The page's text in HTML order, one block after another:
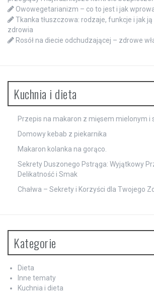
Owowegetarianizm – co to jest i jak
Tkanka tłuszczowa: rodzaje, funkcje i jak
zdrowia
Rosół na diecie odchudzającej – zdrowe
Kuchnia i dieta
Przepis na makaron z mięsem mielonym i
Domowy kebab z piekarnika
Makaron kolanka na gorąco.
Sekrety Duszonego Pstrąga: Wyjątkowy
Delikatność i Smak
Chałwa – Sekrety i Korzyści dla Twojego
Kategorie
Dieta
Inne tematy
Kuchnia i dieta